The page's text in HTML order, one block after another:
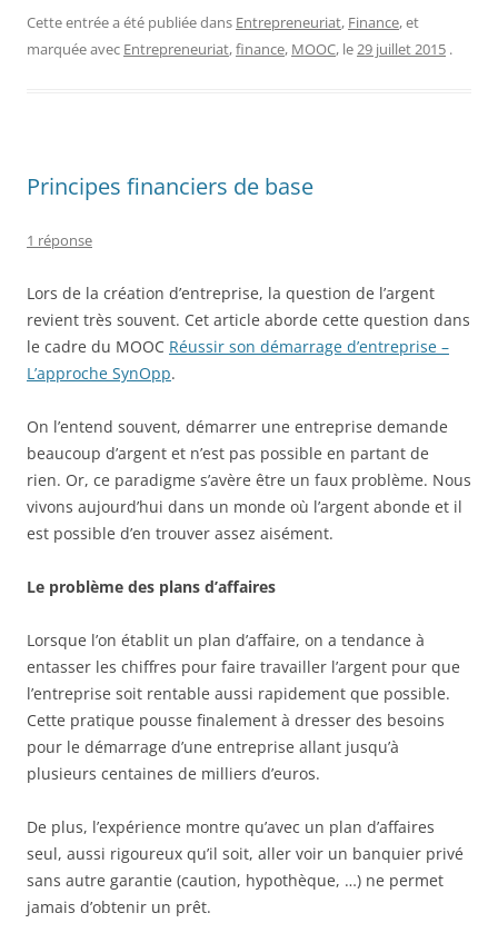
Cette entrée a été publiée dans Entrepreneuriat, Finance, et
marquée avec Entrepreneuriat,finance, MOOC, le29 juillet 2015 .
Principes financiers de base
1 réponse
Lors de la création d’entreprise, la question de l’argent
revient très souvent. Cet article aborde cette question dans
le cadre du MOOC Réussir son démarrage d’entreprise –
L’approche SynOpp.
On l’entend souvent, démarrer une entreprise demande
beaucoup d’argent et n’est pas possible en partant de
rien. Or, ce paradigme s’avère être un faux problème. Nous
vivons aujourd’hui dans un monde où l’argent abonde et il
est possible d’en trouver assez aisément.
Le problème des plans d’affaires
Lorsque l’on établit un plan d’affaire, on a tendance à
entasser les chiffres pour faire travailler l’argent pour que
l’entreprise soit rentable aussi rapidement que possible.
Cette pratique pousse finalement à dresser des besoins
pour le démarrage d’une entreprise allant jusqu’à
plusieurs centaines de milliers d’euros.
De plus, l’expérience montre qu’avec un plan d’affaires
seul, aussi rigoureux qu’il soit, aller voir un banquier privé
sans autre garantie (caution, hypothèque, …) ne permet
jamais d’obtenir un prêt.